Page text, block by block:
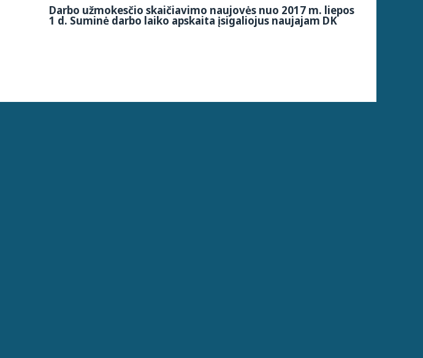
Darbo užmokesčio skaičiavimo naujovės nuo 2017 m. liepos
1 d. Suminė darbo laiko apskaita įsigaliojus naujajam DK